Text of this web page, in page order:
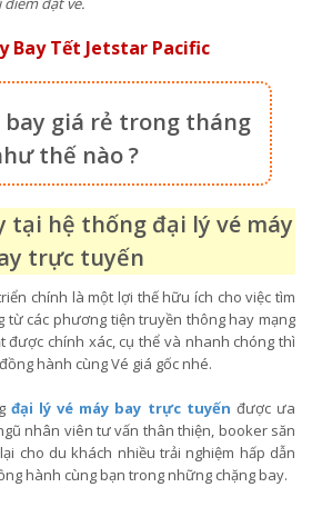
Bay Tết Jetstar Pacific
bay giá rẻ trong tháng
thế nào ?
tại hệ thống đại lý vé máy
trực tuyến
chính là một lợi thế hữu ích cho việc tìm
từ các phương tiện truyền thông hay mạng
được chính xác, cụ thể và nhanh chóng thì
hành cùng Vé giá gốc nhé.
đại lý vé máy bay trực tuyến được ưa
nhân viên tư vấn thân thiện, booker săn
cho du khách nhiều trải nghiệm hấp dẫn
hành cùng bạn trong những chặng bay.